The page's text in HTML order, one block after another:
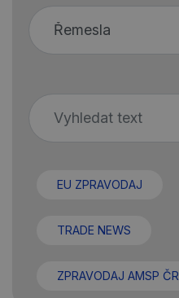
EU ZPRAVODAJ
TRADE NEWS
ZPRAVODAJ AMSP ČR